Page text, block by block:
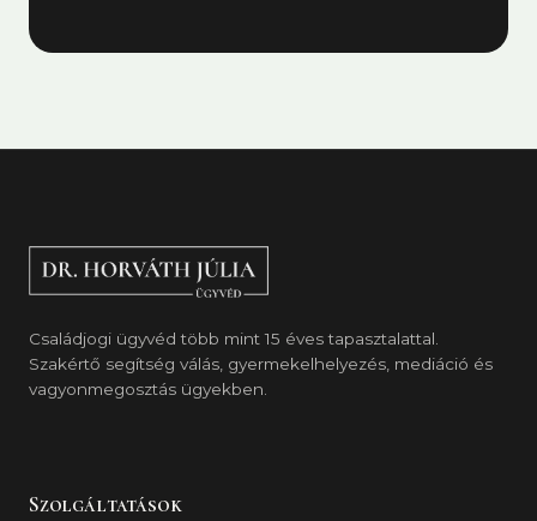
Családjogi ügyvéd több mint 15 éves tapasztalattal.
Szakértő segítség válás, gyermekelhelyezés, mediáció és
vagyonmegosztás ügyekben.
Szolgáltatások